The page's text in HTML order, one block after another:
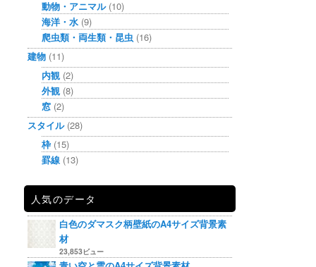
動物・アニマル(10)
海洋・水 (9)
爬虫類・両生類・昆虫 (16)
建物 (11)
内観 (2)
外観 (8)
窓 (2)
スタイル(28)
枠 (15)
罫線 (13)
人気のデータ
白色のダマスク柄壁紙のA4サイズ背景素
材
23,853ビュー